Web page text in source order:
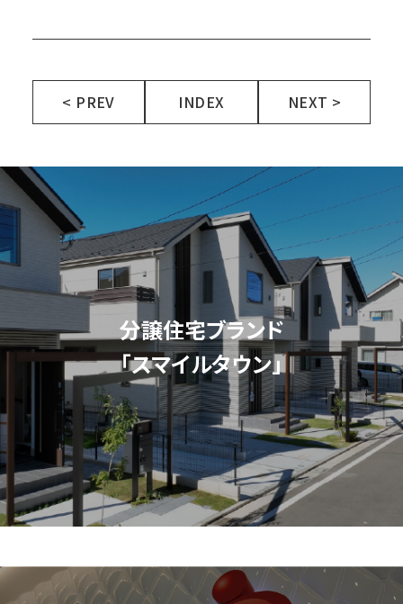
< PREV INDEX NEXT >
分譲住宅ブランド
「スマイルタウン」